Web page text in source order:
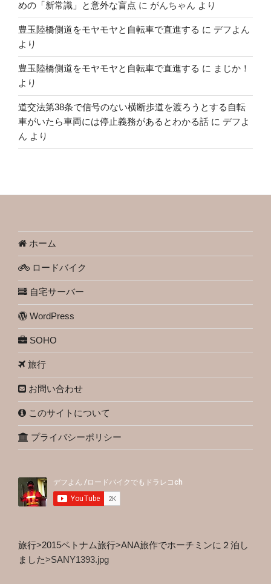
めの「新常識」と意外な盲点 に がんちゃん より
豊玉陸橋側道をモヤモヤと自転車で直進する に デフよん
より
豊玉陸橋側道をモヤモヤと自転車で直進する に まじか！
より
道交法第38条で信号のない横断歩道を渡ろうとする自転
車がいたら車両には停止義務があるとわかる話 に デフよ
ん より
ホーム
ロードバイク
自宅サーバー
WordPress
SOHO
旅行
お問い合わせ
このサイトについて
プライバシーポリシー
旅行>2015ベトナム旅行>ANA旅作でホーチミンに２泊し
ました>SANY1393.jpg